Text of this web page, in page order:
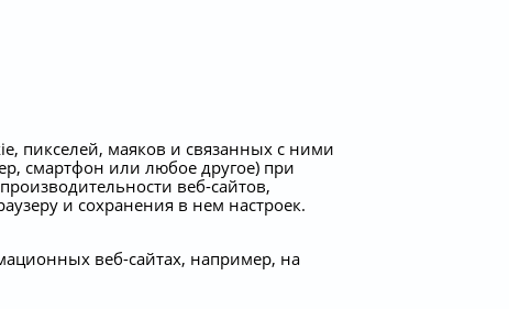
пикселей, маяков и связанных с ними
смартфон или любое другое) при
веб-сайтов,
и сохранения в нем настроек.
веб-сайтах, например, на